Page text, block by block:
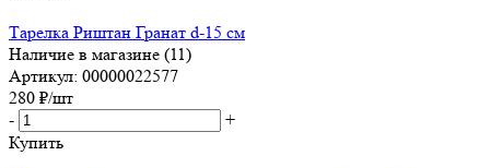
Тарелка Риштан Гранат d-15 см
Наличие в магазине (11)
Артикул: 00000022577
280 ₽/шт
-
+
Купить